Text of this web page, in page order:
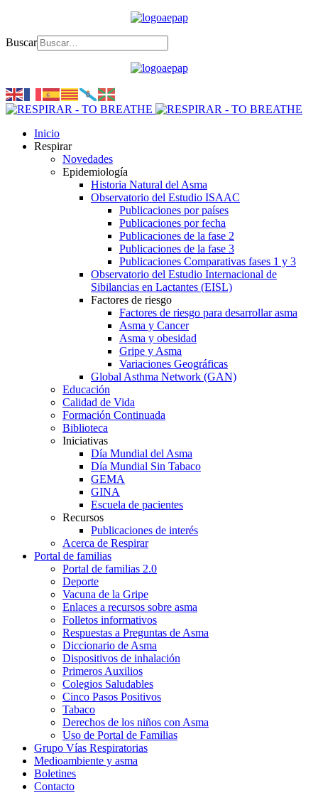
Buscar
Inicio
Respirar
Novedades
Epidemiología
Historia Natural del Asma
Observatorio del Estudio ISAAC
Publicaciones por países
Publicaciones por fecha
Publicaciones de la fase 2
Publicaciones de la fase 3
Publicaciones Comparativas fases 1 y 3
Observatorio del Estudio Internacional de
Sibilancias en Lactantes (EISL)
Factores de riesgo
Factores de riesgo para desarrollar asma
Asma y Cancer
Asma y obesidad
Gripe y Asma
Variaciones Geográficas
Global Asthma Network (GAN)
Educación
Calidad de Vida
Formación Continuada
Biblioteca
Iniciativas
Día Mundial del Asma
Día Mundial Sin Tabaco
GEMA
GINA
Escuela de pacientes
Recursos
Publicaciones de interés
Acerca de Respirar
Portal de familias
Portal de familias 2.0
Deporte
Vacuna de la Gripe
Enlaces a recursos sobre asma
Folletos informativos
Respuestas a Preguntas de Asma
Diccionario de Asma
Dispositivos de inhalación
Primeros Auxilios
Colegios Saludables
Cinco Pasos Positivos
Tabaco
Derechos de los niños con Asma
Uso de Portal de Familias
Grupo Vías Respiratorias
Medioambiente y asma
Boletines
Contacto